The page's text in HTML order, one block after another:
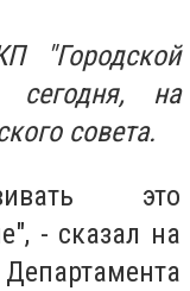
"Городской
сегодня, на
совета.
это
- сказал на